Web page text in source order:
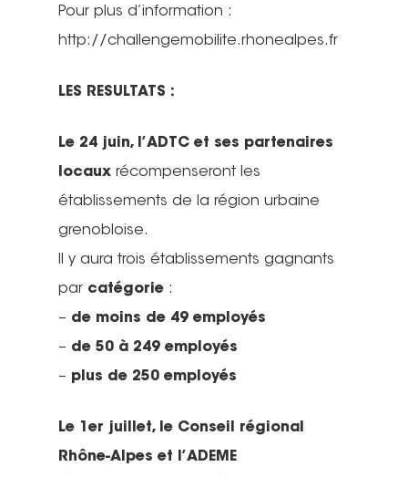
Pour plus d’information :
http://challengemobilite.rhonealpes.fr
LES RESULTATS :
Le 24 juin, l’ADTC et ses partenaires
locaux récompenseront les
établissements de la région urbaine
grenobloise.
Il y aura trois établissements gagnants
par catégorie :
– de moins de 49 employés
– de 50 à 249 employés
– plus de 250 employés
Le 1er juillet, le Conseil régional
Rhône-Alpes et l’ADEME